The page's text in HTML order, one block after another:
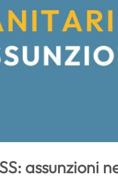
assunzioni